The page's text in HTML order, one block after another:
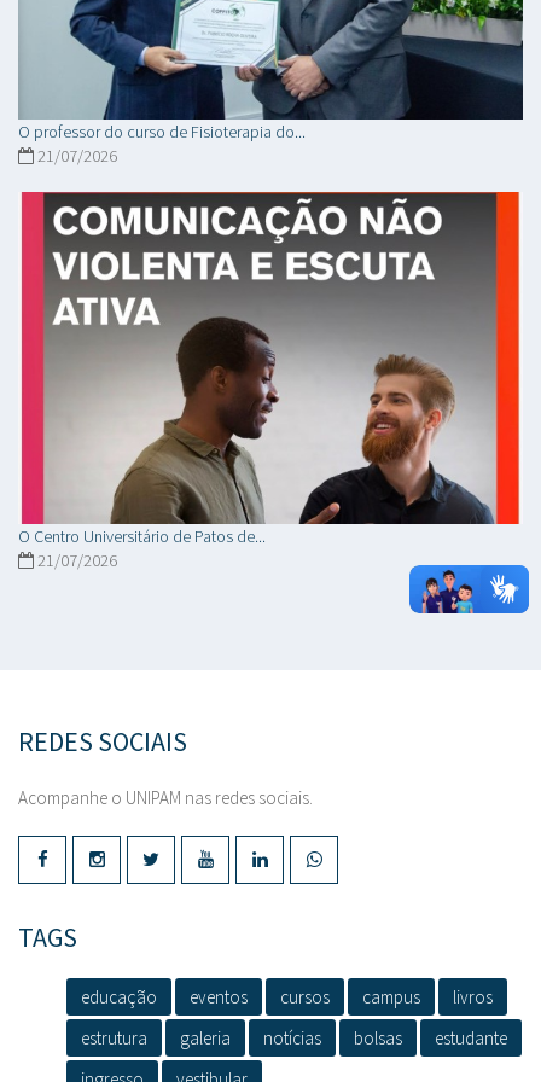
O professor do curso de Fisioterapia do...
21/07/2026
O Centro Universitário de Patos de...
21/07/2026
REDES SOCIAIS
Acompanhe o UNIPAM nas redes sociais.
TAGS
educação eventos cursos campus
livros
estrutura
galeria notícias bolsas
estudante